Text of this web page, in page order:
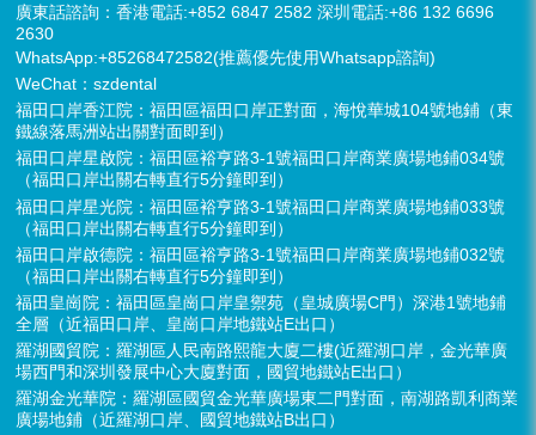
廣東話諮詢：香港電話:+852 6847 2582 深圳電話:+86 132 6696
2630
WhatsApp:+85268472582(推薦優先使用Whatsapp諮詢)
WeChat：szdental
福田口岸香江院：福田區福田口岸正對面，海悅華城104號地鋪（東
鐵線落馬洲站出關對面即到）
福田口岸星啟院：福田區裕亨路3-1號福田口岸商業廣場地鋪034號
（福田口岸出關右轉直行5分鐘即到）
福田口岸星光院：福田區裕亨路3-1號福田口岸商業廣場地鋪033號
（福田口岸出關右轉直行5分鐘即到）
福田口岸啟德院：福田區裕亨路3-1號福田口岸商業廣場地鋪032號
（福田口岸出關右轉直行5分鐘即到）
福田皇崗院：福田區皇崗口岸皇禦苑（皇城廣場C門）深港1號地鋪
全層（近福田口岸、皇崗口岸地鐵站E出口）
羅湖國貿院：羅湖區人民南路熙龍大廈二樓(近羅湖口岸，金光華廣
場西門和深圳發展中心大廈對面，國貿地鐵站E出口）
羅湖金光華院：羅湖區國貿金光華廣場東二門對面，南湖路凱利商業
廣場地鋪（近羅湖口岸、國貿地鐵站B出口）